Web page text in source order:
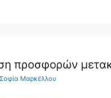
προσφορών
Σοφία Μαρκέλλου